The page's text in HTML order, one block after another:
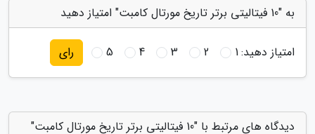
به "10 فیتالیتی برتر تاریخ مورتال کامبت" امتیاز دهید
امتیاز دهید:1
2
3
4
5 رای
دیدگاه های مرتبط با "10 فیتالیتی برتر تاریخ مورتال کامبت"